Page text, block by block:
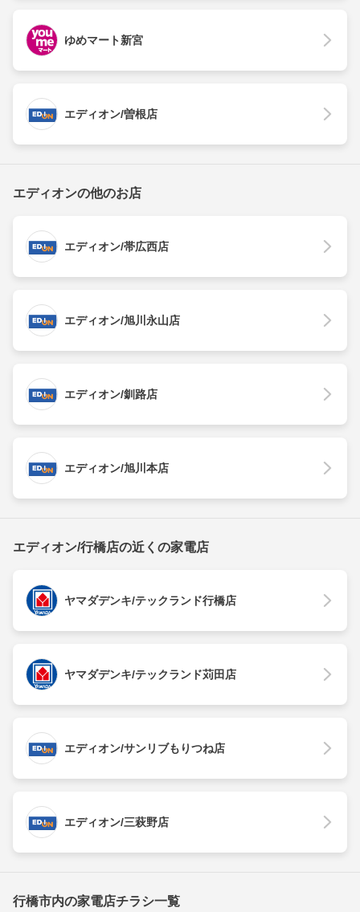
ゆめマート新宮
エディオン/曽根店
エディオンの他のお店
エディオン/帯広西店
エディオン/旭川永山店
エディオン/釧路店
エディオン/旭川本店
エディオン/行橋店の近くの家電店
ヤマダデンキ/テックランド行橋店
ヤマダデンキ/テックランド苅田店
エディオン/サンリブもりつね店
エディオン/三萩野店
行橋市内の家電店チラシ一覧